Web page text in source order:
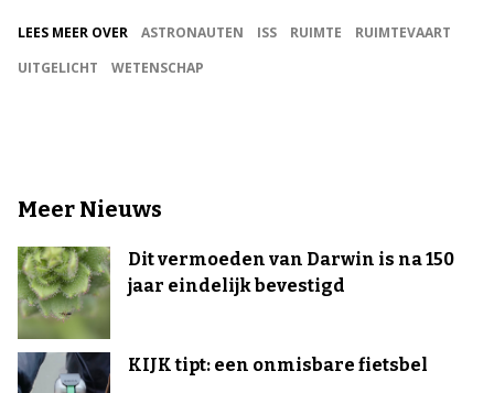
LEES MEER OVER ASTRONAUTEN ISS RUIMTE
RUIMTEVAART
UITGELICHT
WETENSCHAP
Meer Nieuws
Dit vermoeden van Darwin is na 150
jaar eindelijk bevestigd
KIJK tipt: een onmisbare fietsbel